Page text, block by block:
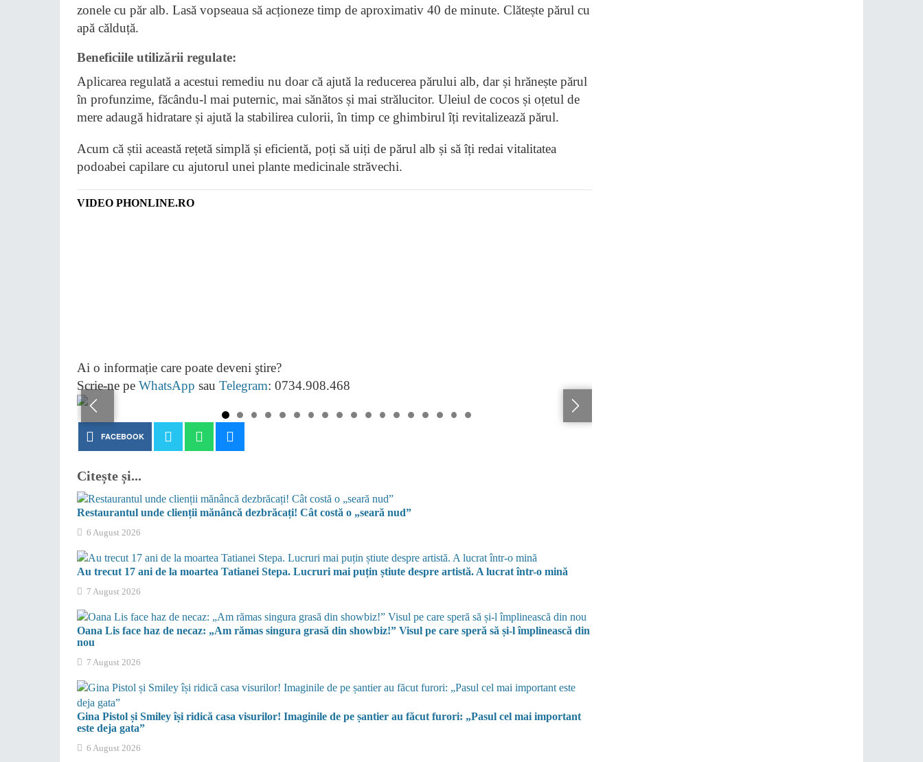
zonele cu păr alb. Lasă vopseaua să acționeze timp de aproximativ 40 de minute. Clătește părul cu
apă călduță.
Beneficiile utilizării regulate:
Aplicarea regulată a acestui remediu nu doar că ajută la reducerea părului alb, dar și hrănește părul
în profunzime, făcându-l mai puternic, mai sănătos și mai strălucitor. Uleiul de cocos și oțetul de
mere adaugă hidratare și ajută la stabilirea culorii, în timp ce ghimbirul îți revitalizează părul.
Acum că știi această rețetă simplă și eficientă, poți să uiți de părul alb și să îți redai vitalitatea
podoabei capilare cu ajutorul unei plante medicinale străvechi.
VIDEO PHONLINE.RO
Ai o informație care poate deveni ştire?
Scrie-ne pe WhatsApp sau Telegram: 0734.908.468
FACEBOOK
Citește și...
Restaurantul unde clienții mănâncă dezbrăcați! Cât costă o „seară nud”
6 August 2026
Au trecut 17 ani de la moartea Tatianei Stepa. Lucruri mai puțin știute despre artistă. A lucrat într-o mină
7 August 2026
Oana Lis face haz de necaz: „Am rămas singura grasă din showbiz!” Visul pe care speră să și-l împlinească din
nou
7 August 2026
Gina Pistol și Smiley își ridică casa visurilor! Imaginile de pe șantier au făcut furori: „Pasul cel mai important
este deja gata”
6 August 2026